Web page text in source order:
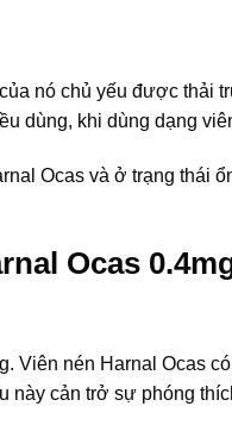
nó chủ yếu được
dùng, khi dùng dạng
Ocas và ở trạng thái
Ocas
Viên nén Harnal Ocas
này cản trở sự phóng